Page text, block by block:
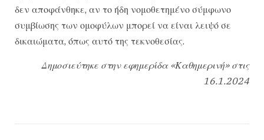
δεν αποφάνθηκε, αν το ήδη νομοθετημένο σύμφωνο
συμβίωσης των ομοφύλων μπορεί να είναι λειψό σε
δικαιώματα, όπως αυτό της τεκνοθεσίας.
Δημοσιεύτηκε στην εφημερίδα «Καθημερινή» στις
16.1.2024